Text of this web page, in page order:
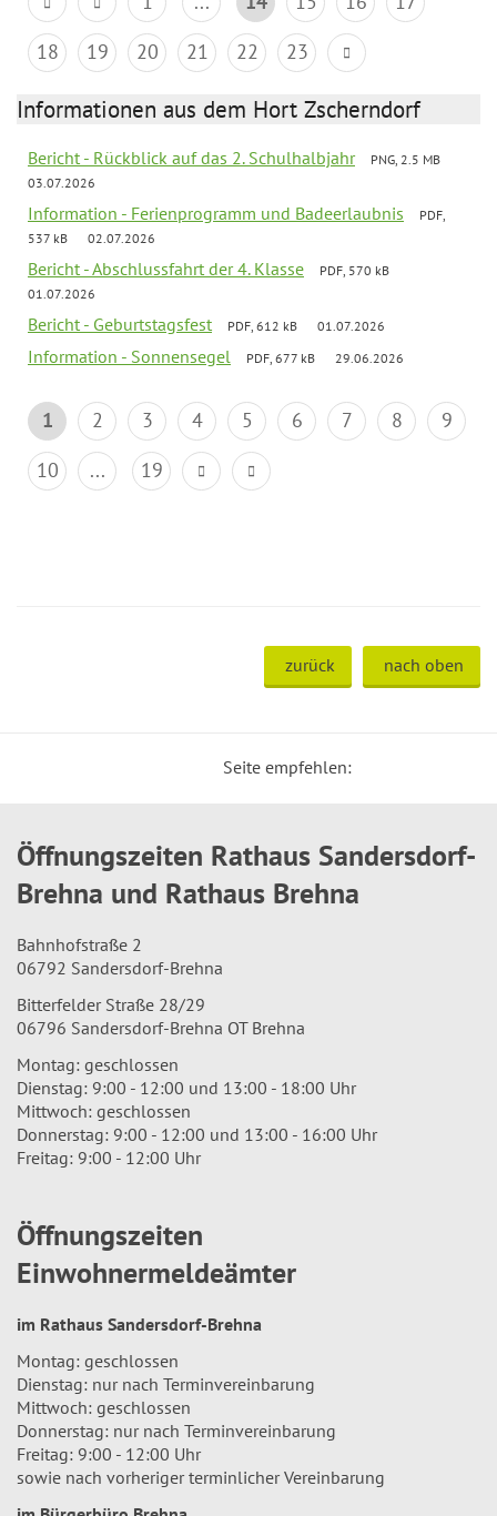
18
19 20 21 22 23
Informationen aus dem Hort Zscherndorf
Bericht - Rückblick auf das 2. Schulhalbjahr
PNG, 2.5 MB
03.07.2026
Information - Ferienprogramm und Badeerlaubnis
PDF,
537 kB
02.07.2026
Bericht - Abschlussfahrt der 4. Klasse
PDF, 570 kB
01.07.2026
Bericht - Geburtstagsfest PDF, 612 kB 01.07.2026
Information - Sonnensegel PDF, 677 kB 29.06.2026
1 2 3 4 5 6 7 8
9
10
... 19
zurück nach oben
Seite empfehlen:
Öffnungszeiten Rathaus Sandersdorf-
Brehna und Rathaus Brehna
Bahnhofstraße 2
06792 Sandersdorf-Brehna
Bitterfelder Straße 28/29
06796 Sandersdorf-Brehna OT Brehna
Montag: geschlossen
Dienstag: 9:00 - 12:00 und 13:00 - 18:00 Uhr
Mittwoch: geschlossen
Donnerstag: 9:00 - 12:00 und 13:00 - 16:00 Uhr
Freitag: 9:00 - 12:00 Uhr
Öffnungszeiten
Einwohnermeldeämter
im Rathaus Sandersdorf-Brehna
Montag: geschlossen
Dienstag: nur nach Terminvereinbarung
Mittwoch: geschlossen
Donnerstag: nur nach Terminvereinbarung
Freitag: 9:00 - 12:00 Uhr
sowie nach vorheriger terminlicher Vereinbarung